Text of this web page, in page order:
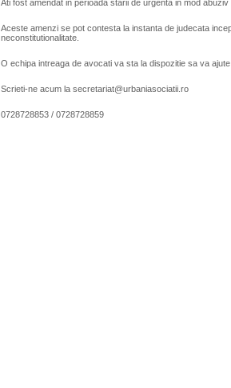
Ati fost amendat in perioada starii de urgenta in mod
Aceste amenzi se pot contesta la instanta de judecata
neconstitutionalitate.
O echipa intreaga de avocati va sta la dispozitie sa va
Scrieti-ne acum la secretariat@urbaniasociatii.ro
0728728853 / 0728728859